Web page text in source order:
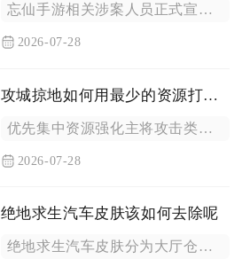
忘仙手游相关涉案人员正式宣判后，剩余刑期超过三个月会移送属地...
2026-07-28
攻城掠地如何用最少的资源打造出强大的兵器
优先集中资源强化主将攻击类兵器、把控镔铁与百炼钢全渠道收益、...
2026-07-28
绝地求生汽车皮肤该如何去除呢
绝地求生汽车皮肤分为大厅仓库永久卸载与对局内临时取消两种去除...